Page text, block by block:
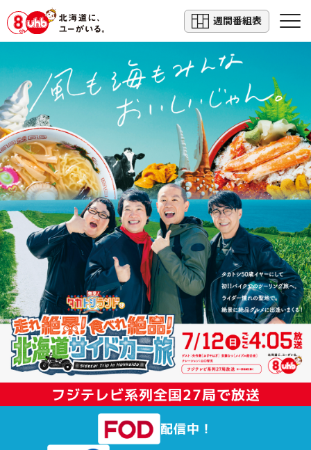
週間番組表
フジテレビ系列全国27局で放送
配信中！